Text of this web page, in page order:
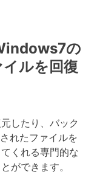
の
ルを回復
したり、バック
れたファイルを
くれる専門的な
ができます。